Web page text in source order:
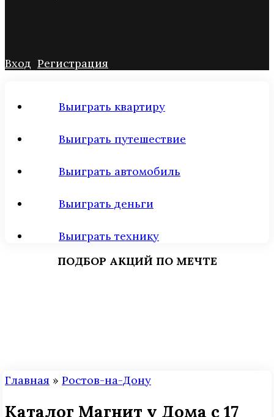
Вход Регистрация
Выиграть квартиру
Выиграть путешествие
Выиграть автомобиль
Выиграть деньги
Выиграть технику
ПОДБОР АКЦИЙ ПО МЕЧТЕ
Главная » Ростов-на-Дону
Каталог Магнит у Дома с 17